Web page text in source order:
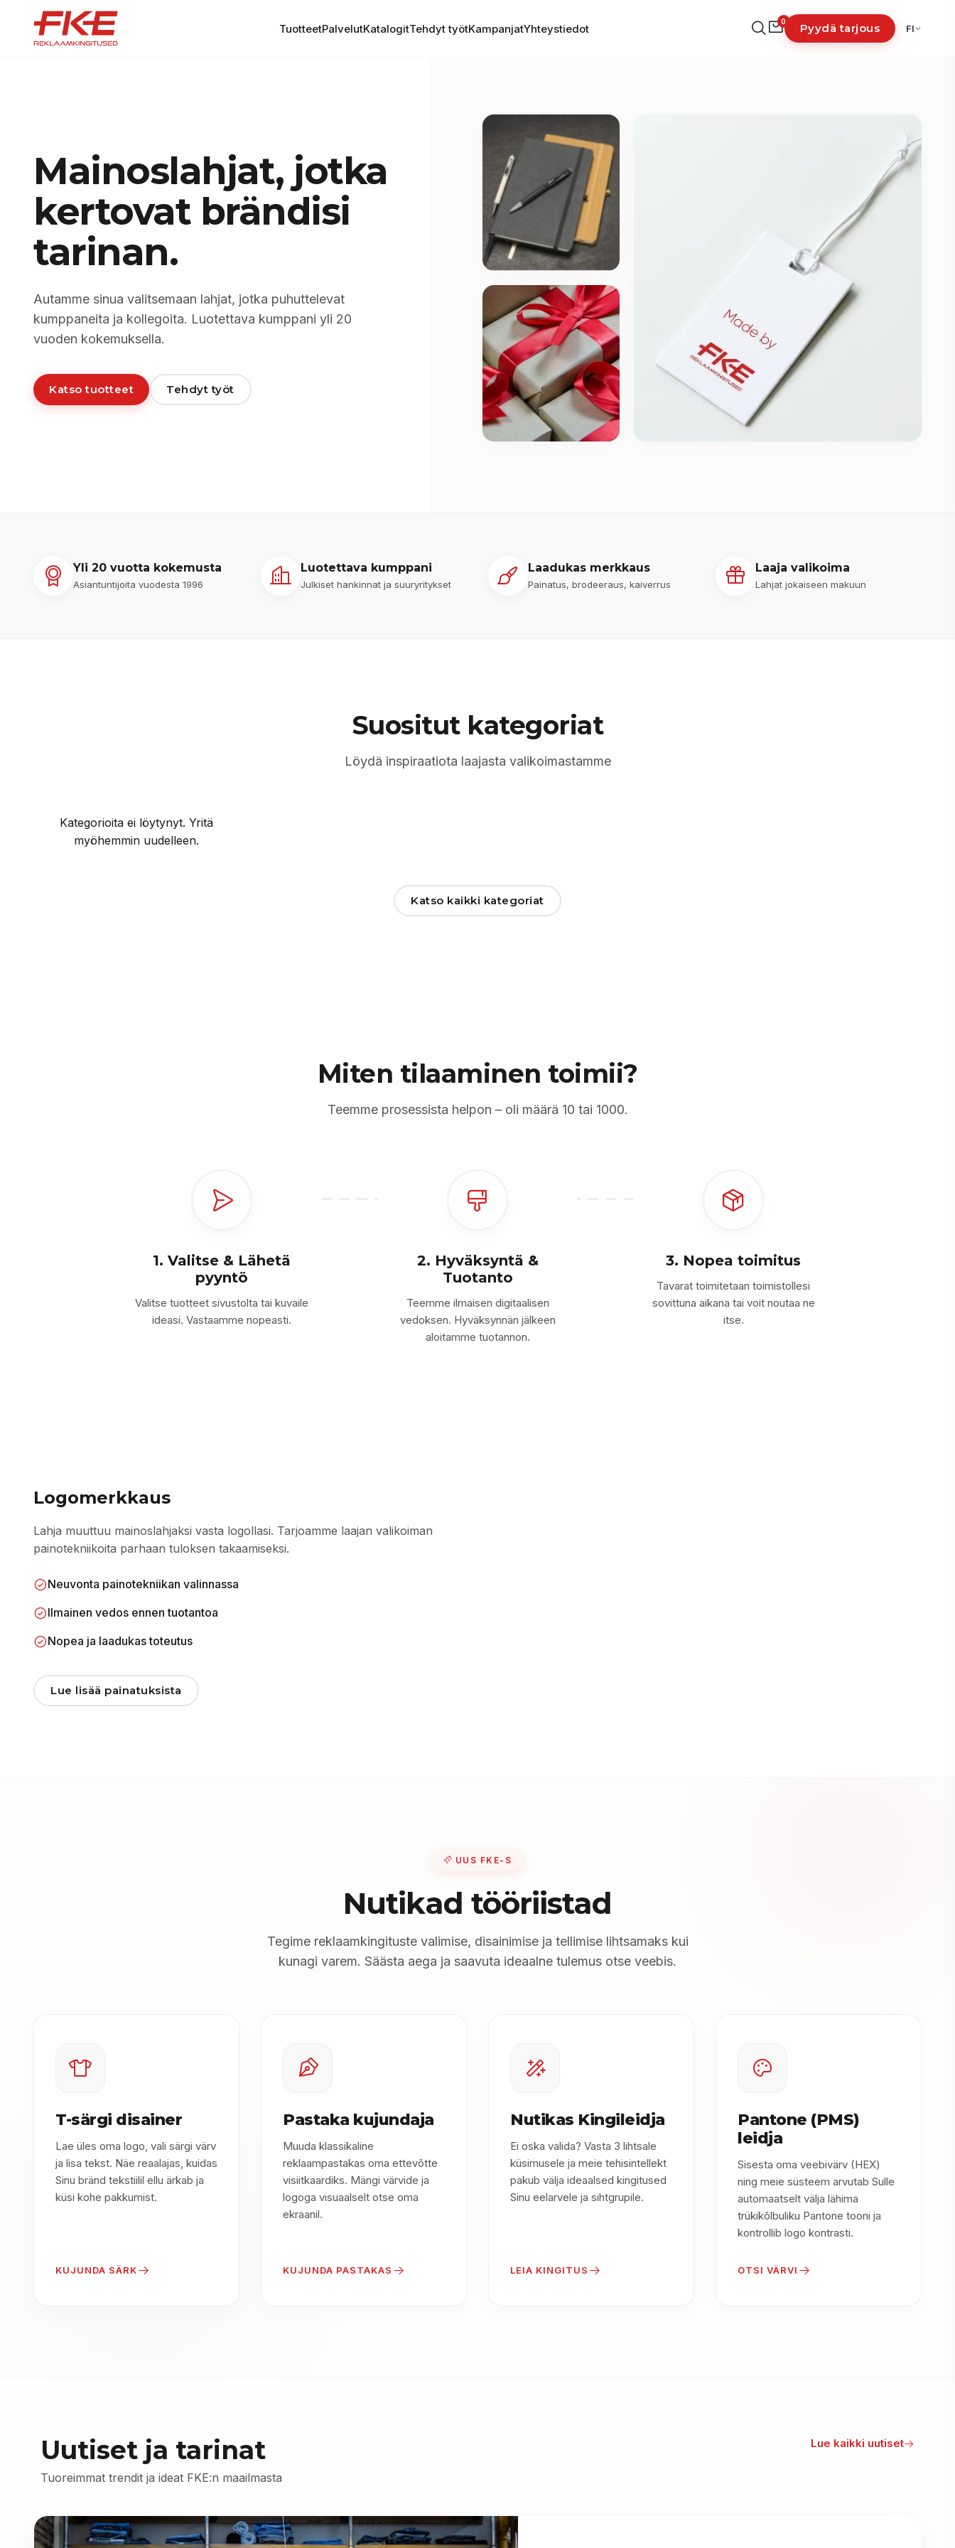
TuotteetPalvelutKatalogitTehdyt työtKampanjatYhteystiedot
0
Pyydä tarjous FI
Mainoslahjat, jotka
kertovat brändisi
tarinan.
Autamme sinua valitsemaan lahjat, jotka puhuttelevat
kumppaneita ja kollegoita. Luotettava kumppani yli 20
vuoden kokemuksella.
Katso tuotteet Tehdyt työt
Yli 20 vuotta kokemusta
Asiantuntijoita vuodesta 1996
Luotettava kumppani
Julkiset hankinnat ja suuryritykset
Laadukas merkkaus
Painatus, brodeeraus, kaiverrus
Laaja valikoima
Lahjat jokaiseen makuun
Suositut kategoriat
Löydä inspiraatiota laajasta valikoimastamme
Kategorioita ei löytynyt. Yritä
myöhemmin uudelleen.
Katso kaikki kategoriat
Miten tilaaminen toimii?
Teemme prosessista helpon – oli määrä 10 tai 1000.
1. Valitse & Lähetä
pyyntö
Valitse tuotteet sivustolta tai kuvaile
ideasi. Vastaamme nopeasti.
2. Hyväksyntä &
Tuotanto
Teemme ilmaisen digitaalisen
vedoksen. Hyväksynnän jälkeen
aloitamme tuotannon.
3. Nopea toimitus
Tavarat toimitetaan toimistollesi
sovittuna aikana tai voit noutaa ne
itse.
Logomerkkaus
Lahja muuttuu mainoslahjaksi vasta logollasi. Tarjoamme laajan valikoiman
painotekniikoita parhaan tuloksen takaamiseksi.
Neuvonta painotekniikan valinnassa
Ilmainen vedos ennen tuotantoa
Nopea ja laadukas toteutus
Lue lisää painatuksista
UUS FKE-S
Nutikad tööriistad
Tegime reklaamkingituste valimise, disainimise ja tellimise lihtsamaks kui
kunagi varem. Säästa aega ja saavuta ideaalne tulemus otse veebis.
T-särgi disainer
Lae üles oma logo, vali särgi värv
ja lisa tekst. Näe reaalajas, kuidas
Sinu bränd tekstiilil ellu ärkab ja
küsi kohe pakkumist.
KUJUNDA SÄRK
Pastaka kujundaja
Muuda klassikaline
reklaampastakas oma ettevõtte
visiitkaardiks. Mängi värvide ja
logoga visuaalselt otse oma
ekraanil.
KUJUNDA PASTAKAS
Nutikas Kingileidja
Ei oska valida? Vasta 3 lihtsale
küsimusele ja meie tehisintellekt
pakub välja ideaalsed kingitused
Sinu eelarvele ja sihtgrupile.
LEIA KINGITUS
Pantone (PMS)
leidja
Sisesta oma veebivärv (HEX)
ning meie süsteem arvutab Sulle
automaatselt välja lähima
trükikõlbuliku Pantone tooni ja
kontrollib logo kontrasti.
OTSI VÄRVI
Uutiset ja tarinat
Tuoreimmat trendit ja ideat FKE:n maailmasta
Lue kaikki uutiset